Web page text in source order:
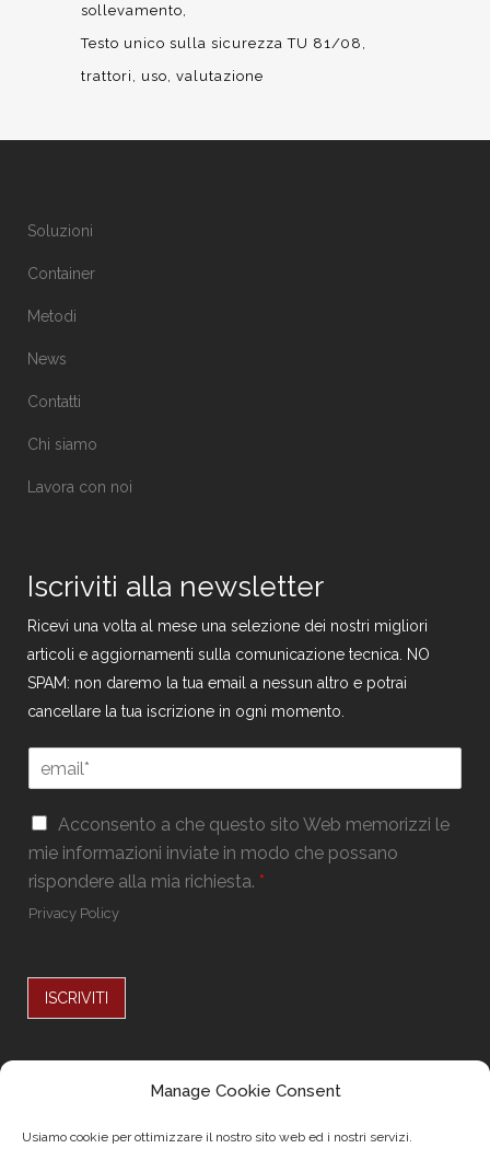
Manage Cookie Consent
Usiamo cookie per ottimizzare il nostro sito web ed i nostri servizi.
sollevamento
Testo unico sulla sicurezza TU 81/08
trattori
uso valutazione
Soluzioni
Container
Metodi
News
Contatti
Chi siamo
Lavora con noi
Iscriviti alla newsletter
Ricevi una volta al mese una selezione dei nostri migliori
articoli e aggiornamenti sulla comunicazione tecnica. NO
SPAM: non daremo la tua email a nessun altro e potrai
cancellare la tua iscrizione in ogni momento.
*
m
a
l
G
P
m
l
*
G
P
R
*
Acconsento a che questo sito Web memorizzi le
mie informazioni inviate in modo che possano
rispondere alla mia richiesta. *
Privacy Policy
ISCRIVITI
Seguici su